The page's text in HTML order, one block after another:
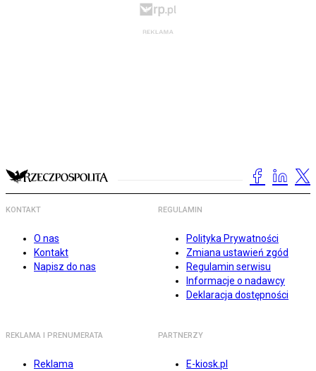
KONTAKT
O nas
Kontakt
Napisz do nas
REGULAMIN
Polityka Prywatności
Zmiana ustawień zgód
Regulamin serwisu
Informacje o nadawcy
Deklaracja dostępności
REKLAMA I PRENUMERATA
Reklama
PARTNERZY
E-kiosk.pl